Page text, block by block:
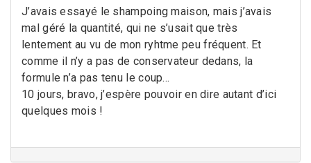
J’avais essayé le shampoing maison, mais j’avais
mal géré la quantité, qui ne s’usait que très
lentement au vu de mon ryhtme peu fréquent. Et
comme il n’y a pas de conservateur dedans, la
formule n’a pas tenu le coup…
10 jours, bravo, j’espère pouvoir en dire autant d’ici
quelques mois !